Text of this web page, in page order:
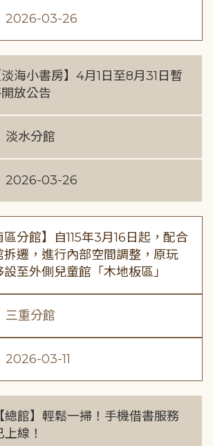
2026-03-26
淡海小書房】4月1日至8月31日暫
放公告
淡水分館
2026-03-26
區分館】自115年3月16日起，配合
拆遷，進行內部空間調整，原玩
至外側兒童館「木地板區」
三重分館
2026-03-11
【總館】輕鬆一掃！手機借書服務
上線！